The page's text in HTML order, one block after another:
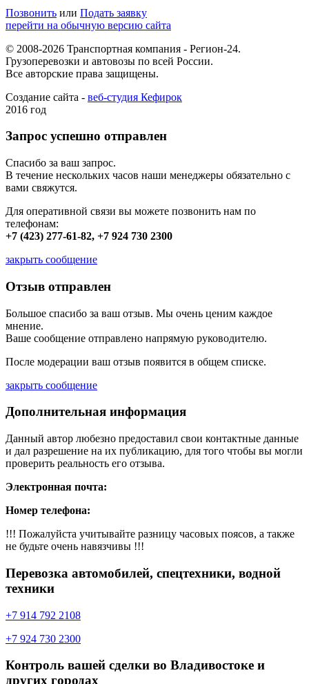
Позвонить или Подать заявку
перейти на обычную версию сайта
© 2008-2026 Транспортная компания - Регион-24.
Грузоперевозки и автовозы по всей России.
Все авторские права защищены.
Создание сайта - веб-студия Кефирок
2016 год
Запрос успешно отправлен
Спасибо за ваш запрос.
В течение нескольких часов наши менеджеры обязательно с
вами свяжутся.
Для оперативной связи вы можете позвонить нам по
телефонам:
+7 (423) 277-61-82, +7 924 730 2300
закрыть сообщение
Отзыв отправлен
Большое спасибо за ваш отзыв. Мы очень ценим каждое
мнение.
Ваше сообщение отправлено напрямую руководителю.
После модерации ваш отзыв появится в общем списке.
закрыть сообщение
Дополнительная информация
Данный автор любезно предоставил свои контактные данные
и дал разрешение на их публикацию, для того чтобы вы могли
проверить реальность его отзыва.
Электронная почта:
Номер телефона:
!!! Пожалуйста учитывайте разницу часовых поясов, а также
не будьте очень навязчивы !!!
Перевозка автомобилей, спецтехники, водной
техники
+7 914 792 2108
+7 924 730 2300
Контроль вашей сделки во Владивостоке и
других городах